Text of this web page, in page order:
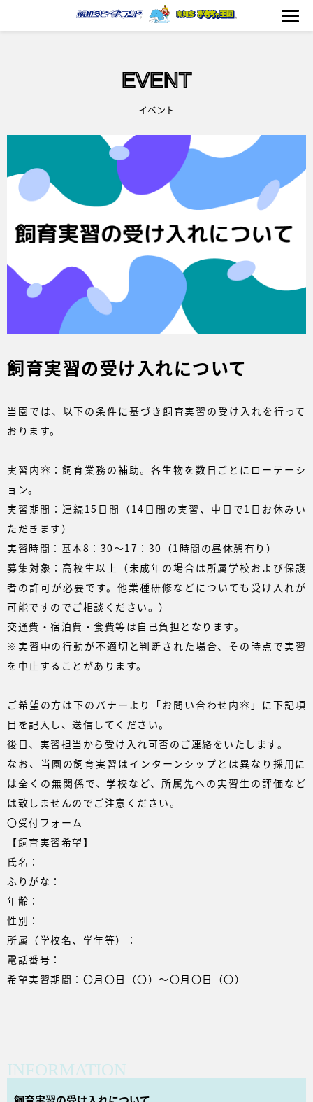
ふれあい
料金＆スケジュール
フード&ショップ
おもちゃ王国
のりもの
バーベキュー予約
アクセス＆周辺情報
EVENT
イベント
飼育実習の受け入れについて
当園では、以下の条件に基づき飼育実習の受け入れを行って
おります。
実習内容：飼育業務の補助。各生物を数日ごとにローテーシ
ョン。
実習期間：連続15日間（14日間の実習、中日で1日お休みい
ただきます）
実習時間：基本8：30～17：30（1時間の昼休憩有り）
募集対象：高校生以上（未成年の場合は所属学校および保護
者の許可が必要です。他業種研修などについても受け入れが
可能ですのでご相談ください。）
交通費・宿泊費・食費等は自己負担となります。
※実習中の行動が不適切と判断された場合、その時点で実習
を中止することがあります。
ご希望の方は下のバナーより「お問い合わせ内容」に下記項
目を記入し、送信してください。
後日、実習担当から受け入れ可否のご連絡をいたします。
なお、当園の飼育実習はインターンシップとは異なり採用に
は全くの無関係で、学校など、所属先への実習生の評価など
は致しませんのでご注意ください。
〇受付フォーム
【飼育実習希望】
氏名：
ふりがな：
年齢：
性別：
所属（学校名、学年等）：
電話番号：
希望実習期間：〇月〇日（〇）～〇月〇日（〇）